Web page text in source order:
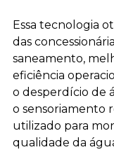
Essa tecnologia
das
saneamento,
eficiência
o desperdício de
o sensoriamento
utilizado para
qualidade da